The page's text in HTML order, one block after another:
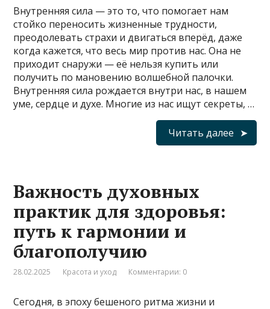
Внутренняя сила — это то, что помогает нам
стойко переносить жизненные трудности,
преодолевать страхи и двигаться вперёд, даже
когда кажется, что весь мир против нас. Она не
приходит снаружи — её нельзя купить или
получить по мановению волшебной палочки.
Внутренняя сила рождается внутри нас, в нашем
уме, сердце и духе. Многие из нас ищут секреты, …
Читать далее
Важность духовных
практик для здоровья:
путь к гармонии и
благополучию
28.02.2025 Красота и уход Комментарии: 0
Сегодня, в эпоху бешеного ритма жизни и